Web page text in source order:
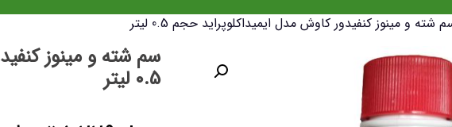
شته و مینوز کنفیدور کاوش مدل ایمیداکلوپراید حجم 0.5 لیتر
سم شته و مینوز
0.5 لیتر